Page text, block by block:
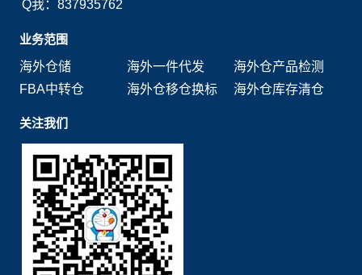
Q我：837935762
业务范围
海外仓储
海外一件代发
海外仓产品检测
FBA中转仓
海外仓移仓换标 海外仓库存清仓
关注我们